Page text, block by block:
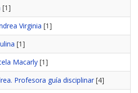
[1]
Virginia [1]
[1]
Macarly [1]
Profesora guía disciplinar[4]